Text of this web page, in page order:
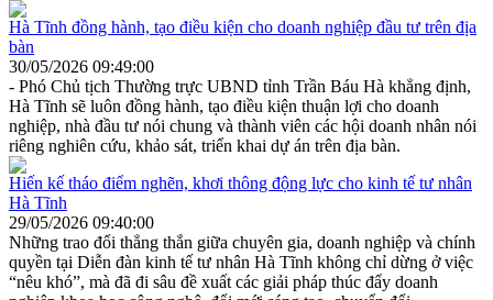
Hà Tĩnh đồng hành, tạo điều kiện cho doanh nghiệp đầu tư trên địa
bàn
30/05/2026 09:49:00
- Phó Chủ tịch Thường trực UBND tỉnh Trần Báu Hà khẳng định,
Hà Tĩnh sẽ luôn đồng hành, tạo điều kiện thuận lợi cho doanh
nghiệp, nhà đầu tư nói chung và thành viên các hội doanh nhân nói
riêng nghiên cứu, khảo sát, triển khai dự án trên địa bàn.
Hiến kế tháo điểm nghẽn, khơi thông động lực cho kinh tế tư nhân
Hà Tĩnh
29/05/2026 09:40:00
Những trao đổi thẳng thắn giữa chuyên gia, doanh nghiệp và chính
quyền tại Diễn đàn kinh tế tư nhân Hà Tĩnh không chỉ dừng ở việc
“nêu khó”, mà đã đi sâu đề xuất các giải pháp thúc đẩy doanh